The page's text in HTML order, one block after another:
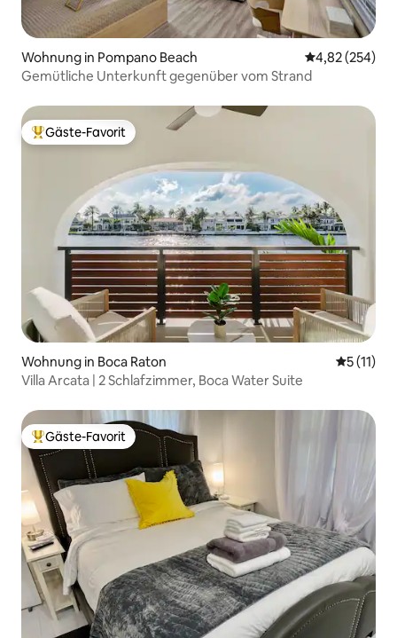
Wohnung in Pompano Beach
4,82 (254)
Gemütliche Unterkunft gegenüber vom Strand
Beliebter Gäste-Favorit.
Gäste-Favorit
Wohnung in Boca Raton
5 (11)
Villa Arcata | 2 Schlafzimmer, Boca Water Suite
Beliebter Gäste-Favorit.
Gäste-Favorit